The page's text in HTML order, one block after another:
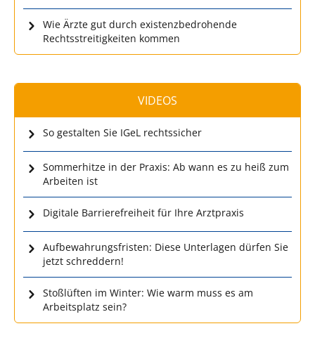
Wie Ärzte gut durch existenzbedrohende
Rechtsstreitigkeiten kommen
VIDEOS
So gestalten Sie IGeL rechtssicher
Sommerhitze in der Praxis: Ab wann es zu heiß zum
Arbeiten ist
Digitale Barrierefreiheit für Ihre Arztpraxis
Aufbewahrungsfristen: Diese Unterlagen dürfen Sie
jetzt schreddern!
Stoßlüften im Winter: Wie warm muss es am
Arbeitsplatz sein?